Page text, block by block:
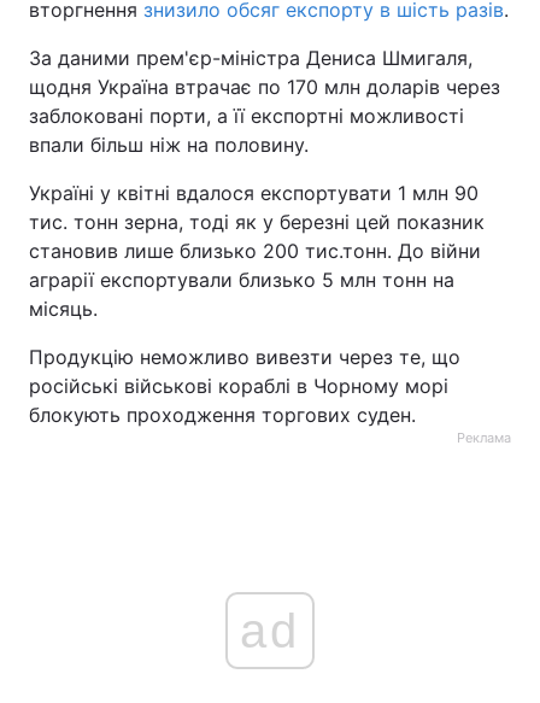
вторгнення знизило обсяг експорту в шість разів.
За даними прем'єр-міністра Дениса Шмигаля,
щодня Україна втрачає по 170 млн доларів через
заблоковані порти, а її експортні можливості
впали більш ніж на половину.
Україні у квітні вдалося експортувати 1 млн 90
тис. тонн зерна, тоді як у березні цей показник
становив лише близько 200 тис.тонн. До війни
аграрії експортували близько 5 млн тонн на
місяць.
Продукцію неможливо вивезти через те, що
російські військові кораблі в Чорному морі
блокують проходження торгових суден.
Реклама
ad